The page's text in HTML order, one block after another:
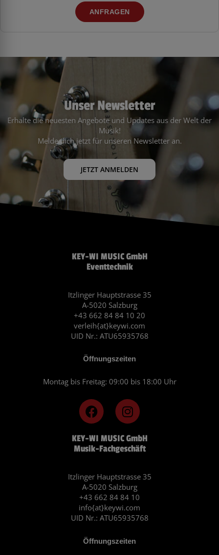
ANFRAGEN
Unser Newsletter
Erhalte die neuesten Angebote und Updates aus der Welt der
Musik!
Melde dich jetzt für unseren Newsletter an.
JETZT ANMELDEN
KEY-WI MUSIC GmbH
Musik-Fachgeschäft
Itzlinger Hauptstrasse 35
A-5020 Salzburg
+43 662 84 84 10
info{at}keywi.com
UID Nr.: ATU65935768
Öffnungszeiten
F
a
c
e
b
o
k
I
n
s
t
a
r
a
m
KEY-WI MUSIC GmbH
Eventtechnik
Itzlinger Hauptstrasse 35
A-5020 Salzburg
+43 662 84 84 10 20
verleih{at}keywi.com
UID Nr.: ATU65935768
Öffnungszeiten
Montag bis Freitag: 09:00 bis 18:00 Uhr